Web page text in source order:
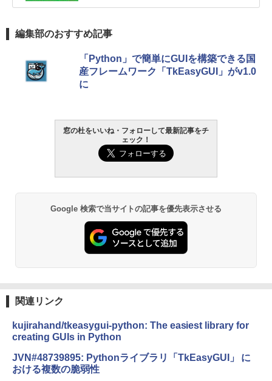
編集部のおすすめ記事
「Python」で簡単にGUIを構築できる国
産フレームワーク「TkEasyGUI」がv1.0
に
窓の杜をいいね・フォローして最新記事をチ
ェック！
Google 検索で当サイトの記事を優先表示させる
関連リンク
kujirahand/tkeasygui-python: The easiest library for
creating GUIs in Python
JVN#48739895: Pythonライブラリ「TkEasyGUI」 に
おける複数の脆弱性